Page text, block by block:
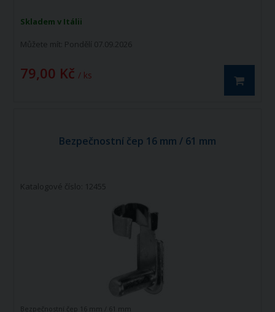
Skladem v Itálii
Můžete mít: Pondělí 07.09.2026
79,00 Kč / ks
Bezpečnostní čep 16 mm / 61 mm
Katalogové číslo: 12455
Bezpečnostní čep 16 mm / 61 mm